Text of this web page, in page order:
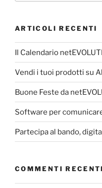
ARTICOLI RECENTI
Il Calendario
Vendi i tuoi prodotti su
Buone Feste da
Software per
Partecipa al bando,
COMMENTI RECENTI